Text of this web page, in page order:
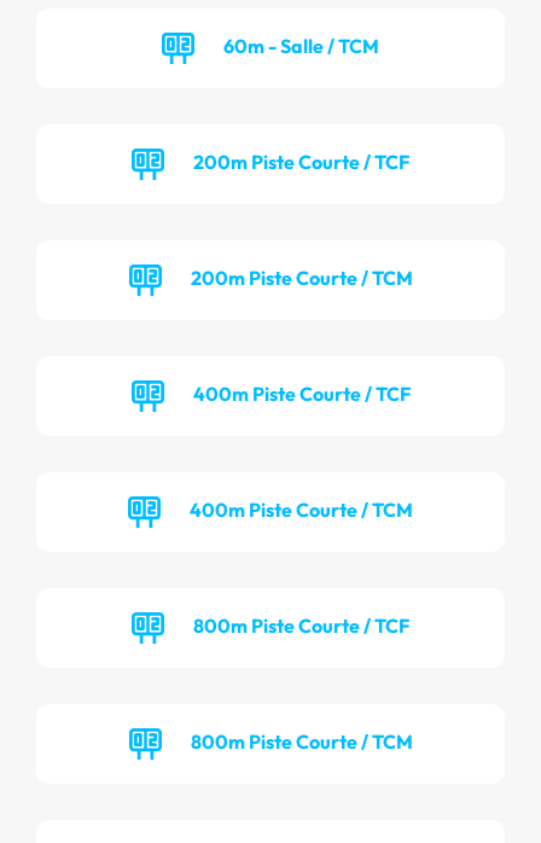
60m - Salle / TCM
200m Piste Courte / TCF
200m Piste Courte / TCM
400m Piste Courte / TCF
400m Piste Courte / TCM
800m Piste Courte / TCF
800m Piste Courte / TCM